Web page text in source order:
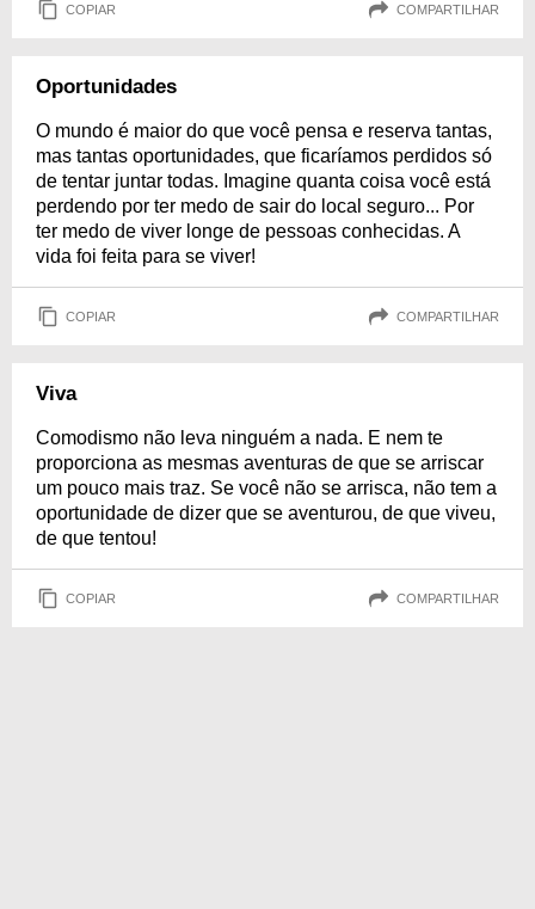
COPIAR COMPARTILHAR
Oportunidades
O mundo é maior do que você pensa e reserva tantas,
mas tantas oportunidades, que ficaríamos perdidos só
de tentar juntar todas. Imagine quanta coisa você está
perdendo por ter medo de sair do local seguro... Por
ter medo de viver longe de pessoas conhecidas. A
vida foi feita para se viver!
COPIAR COMPARTILHAR
Viva
Comodismo não leva ninguém a nada. E nem te
proporciona as mesmas aventuras de que se arriscar
um pouco mais traz. Se você não se arrisca, não tem a
oportunidade de dizer que se aventurou, de que viveu,
de que tentou!
COPIAR COMPARTILHAR